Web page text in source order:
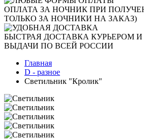
ОПЛАТА ЗА НОЧНИК ПРИ
ТОЛЬКО ЗА НОЧНИКИ НА ЗАКАЗ)
БЫСТРАЯ ДОСТАВКА КУРЬЕРОМ
ВЫДАЧИ ПО ВСЕЙ РОССИИ
Главная
D - разное
Светильник "Кролик"